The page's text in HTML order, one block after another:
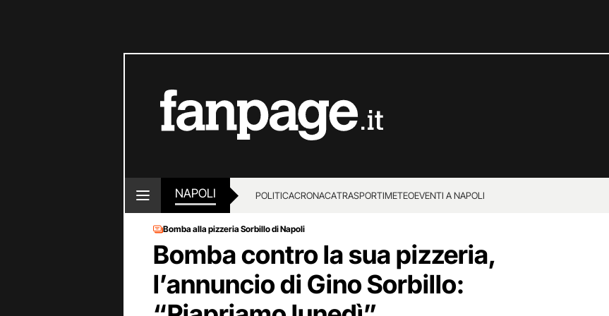
NAPOLI POLITICACRONACATRASPORTIMETEOEVENTI A NAPOLI
Bomba alla pizzeria Sorbillo di Napoli
Bomba contro la sua pizzeria,
l’annuncio di Gino Sorbillo: